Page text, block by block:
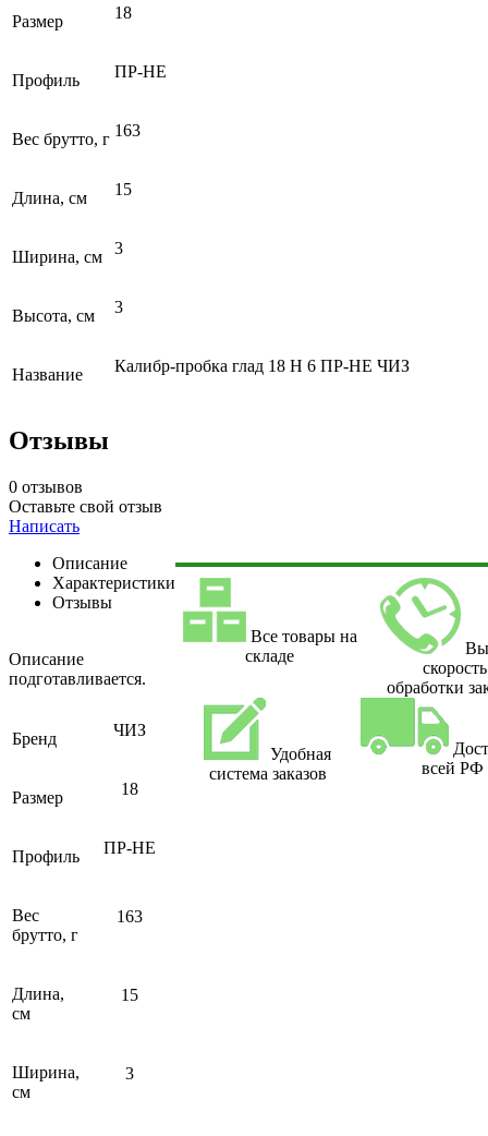
Размер 18
Профиль ПР-НЕ
Вес брутто, г 163
Длина, см 15
Ширина, см 3
Высота, см 3
Название Калибр-пробка глад 18 Н 6 ПР-НЕ ЧИЗ
Отзывы
0 отзывов
Оставьте свой отзыв
Написать
Описание
Характеристики
Отзывы
Описание
подготавливается.
Бренд ЧИЗ
Размер 18
Профиль ПР-НЕ
Вес
брутто, г
163
Длина,
см
15
Ширина,
см
3
Все товары на
складе
скорость
обработки
Удобная
система заказов
всей РФ